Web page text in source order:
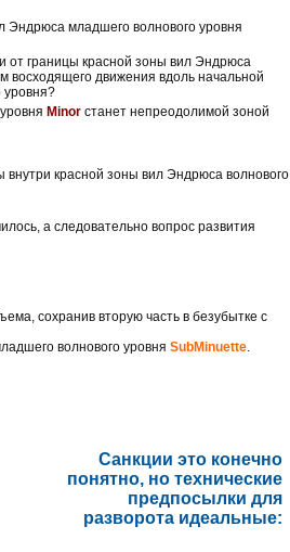
Эндрюса младшего волнового уровня
от границы красной зоны вил Эндрюса
восходящего движения вдоль начальной
уровня?
Minor станет непреодолимой зоной
красной зоны вил Эндрюса волнового
а следовательно вопрос развития
сохранив вторую часть в безубытке с
волнового уровня SubMinuette.
Санкции это конечно
понятно, но технические
предпосылки для
разворота идеальные: